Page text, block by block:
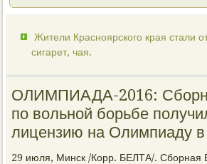
Жители Красноярского края стали
сигарет, чая.
ОЛИМПИАДА-2016:
по вольной борьбе
лицензию на Олимпиаду
29 июля, Минск /Корр. БЕЛТА/. Сборная